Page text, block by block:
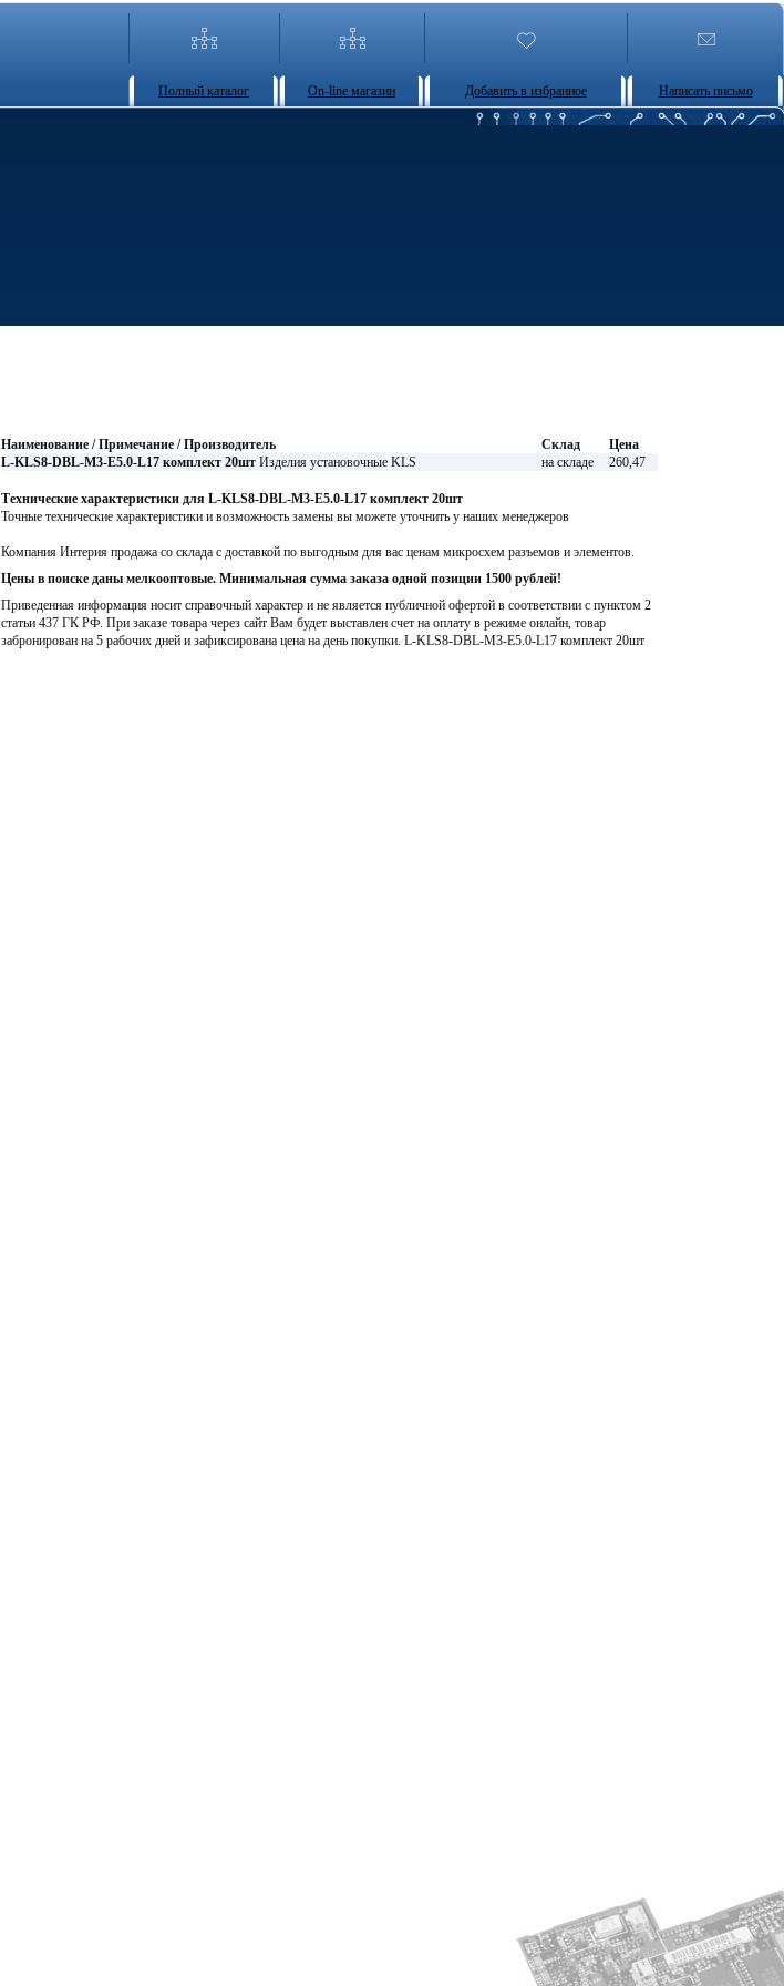
Полный каталог On-line магазин Добавить в избранное Написать письмо
Наименование / Примечание / Производитель Склад
Цена
L-KLS8-DBL-M3-E5.0-L17 комплект 20шт Изделия установочные KLS на складе 260,47
Технические характеристики для L-KLS8-DBL-M3-E5.0-L17 комплект 20шт
Точные технические характеристики и возможность замены вы можете уточнить у наших менеджеров
Компания Интерия продажа со склада с доставкой по выгодным для вас ценам микросхем разъемов и элементов.
Цены в поиске даны мелкооптовые. Минимальная сумма заказа одной позиции 1500 рублей!
Приведенная информация носит справочный характер и не является публичной офертой в соответствии с пунктом 2
статьи 437 ГК РФ. При заказе товара через сайт Вам будет выставлен счет на оплату в режиме онлайн, товар
забронирован на 5 рабочих дней и зафиксирована цена на день покупки. L-KLS8-DBL-M3-E5.0-L17 комплект 20шт